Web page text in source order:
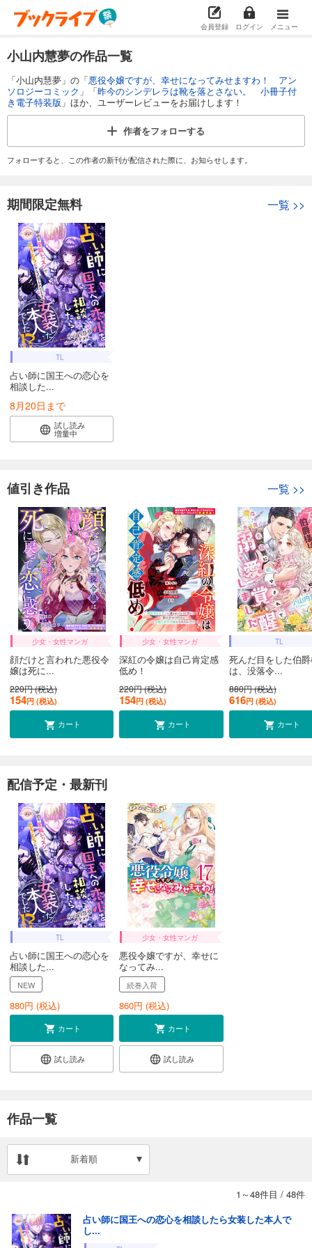
会員登録 ログイン メニュー
小山内慧夢の作品一覧
「小山内慧夢」の「悪役令嬢ですが、幸せになってみせますわ！ アン
ソロジーコミック 」「昨今のシンデレラは靴を落とさない。 小冊子付
き電子特装版 」ほか、ユーザーレビューをお届けします！
作者をフォローする
フォローすると、この作者の新刊が配信された際に、お知らせします。
期間限定無料 一覧 >>
TL
占い師に国王への恋心を
相談した...
8月20日まで
試し読み
増量中
値引き作品 一覧 >>
少女・女性マンガ
顔だけと言われた悪役令
嬢は死に...
220円 (税込)
154円 (税込)
カート
少女・女性マンガ
深紅の令嬢は自己肯定感
低め！
220円 (税込)
154円 (税込)
カート
TL
死んだ目をした伯
は、没落令...
880円 (税込)
616円 (税込)
カート
配信予定・最新刊
TL
占い師に国王への恋心を
相談した...
NEW
880円 (税込)
カート
試し読み
少女・女性マンガ
悪役令嬢ですが、幸せに
なってみ...
続巻入荷
860円 (税込)
カート
試し読み
作品一覧
新着順
1～48件目 / 48件
占い師に国王への恋心を相談したら女装した本人で
し...